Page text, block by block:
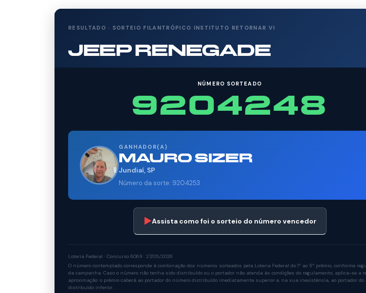
RESULTADO · SORTEIO FILANTRÓPICO INSTITUTO RETORNAR VI
JEEP RENEGADE
NÚMERO SORTEADO
9204248
GANHADOR(A)
MAURO SIZER
Jundiaí, SP
Número da sorte: 9204253
▶Assista como foi o sorteio do número vencedor
Loteria Federal · Concurso 6069 · 27/05/2026
O número contemplado corresponde à combinação dos números sorteados pela Loteria Federal do 1º ao 5º prêmio, conforme
da campanha. Caso o número não tenha sido distribuído ou o portador não atenda às condições do regulamento, aplica-se a
aproximação: o prêmio caberá ao portador do número distribuído imediatamente superior e, na sua inexistência, ao portador do
distribuído inferior.